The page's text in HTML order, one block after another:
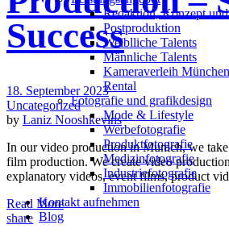
Redak­ti­on, Kon­zept
Post­pro­duk­ti­on
Weiblliche Talents
Männliche Talents
Kameraverleih
Rental
Fotografie und grafikdesign
Mode & Lifestyle
Werbefotografie
Produktfotografie
Medizinfotografie
Industriefotografie
Immobilienfotografie
Kontakt aufnehmen
Blog
Success
18. September 2023
Uncategorized
by Laniz Nooshkevins
In our video production in Munich, we
film production. We create video
explanatory videos, event films, product
Read More
share